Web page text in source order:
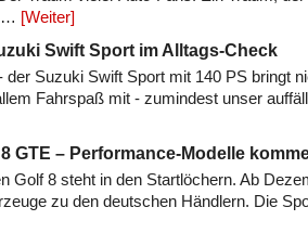
… [Weiter]
Swift Sport im Alltags-Check
der Suzuki Swift Sport mit 140 PS bringt
Fahrspaß mit - zumindest unser
GTE – Performance-Modelle
Golf 8 steht in den Startlöchern. Ab
zu den deutschen Händlern. Die